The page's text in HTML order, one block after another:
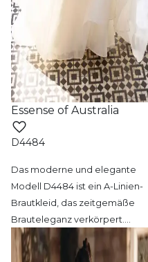
Essense of Australia
D4484
Das moderne und elegante
Modell D4484 ist ein A-Linien-
Brautkleid, das zeitgemäße
Brauteleganz verkörpert.